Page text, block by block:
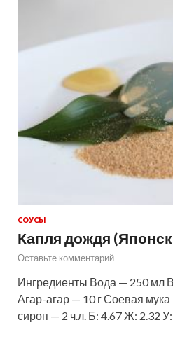
СОУСЫ
Капля дождя
Оставьте комментарий
Ингредиенты Вода — 250 мл
Агар-агар — 10 г Соевая
сироп — 2 ч.л. Б: 4.67 Ж: 2.32